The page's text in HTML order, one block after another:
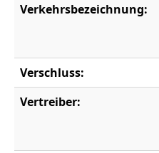
Verkehrsbezeichnung:
Verschluss:
Vertreiber: